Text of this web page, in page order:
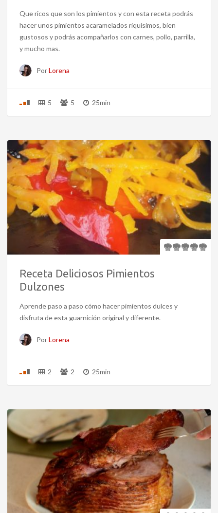
Que ricos que son los pimientos y con esta receta podrás
hacer unos pimientos acaramelados riquísimos, bien
gustosos y podrás acompañarlos con carnes, pollo, parrilla,
y mucho mas.
PorLorena
5 5 25min
Receta Deliciosos Pimientos
Dulzones
Aprende paso a paso cómo hacer pimientos dulces y
disfruta de esta guarnición original y diferente.
PorLorena
2 2 25min